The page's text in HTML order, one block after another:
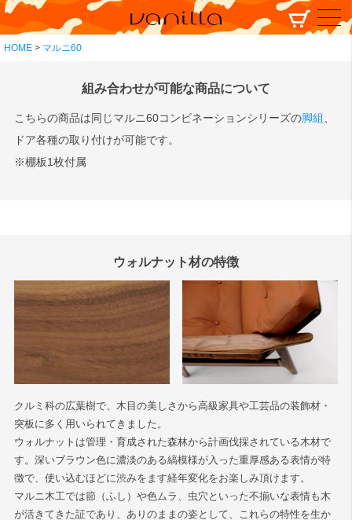
HOME マルニ60
組み合わせが可能な商品について
こちらの商品は同じマルニ60コンビネーションシリーズの脚組
ドア各種の取り付けが可能です。
※棚板1枚付属
ウォルナット材の特徴
クルミ科の広葉樹で、木目の美しさから高級家具や工芸品の装飾材・
突板に多く用いられてきました。
ウォルナットは管理・育成された森林から計画伐採されている木材で
す。深いブラウン色に濃淡のある縞模様が入った重厚感ある表情が特
徴で、使い込むほどに渋みをます経年変化をお楽しみ頂けます。
マルニ木工では節（ふし）や色ムラ、虫穴といった不揃いな表情も木
が活きてきた証であり、ありのままの姿として、これらの特性を生か